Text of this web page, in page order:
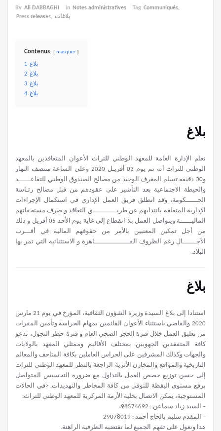
By Ali DABBAGHI in Notes administratives Tag Communiqués,
Press releases, بلاغات
Contenus masquer
1 بلاغ
2 بلاغ
3 بلاغ
4 بلاغ
بلاغ
تعلم الإدارة العامة للمعهد الوطني للتراث الأعوان المتعاقدين بالمعهد
الوطني للتراث أنه تم يوم 03 أفريـل 2020 وعلى الساعة منتصف النهار
و30 دقيقة تسلم المعرف الوحيد من مصالح الصندوق الوطني للتقاعــــــد
والحيطة الاجتماعية بعد التأشير على عقودهم من قبل مصالح رئـاسة
الحــــــكومة، وقد انطلق فريق العمل الإداري في استكمال الإجراءات
الإدارية المتعلقة بانتدابهم عن طريــــــــــــق التعاقد و صرف مستحقاتهم
الماليــــــة ويتواصل العمل بلا انقطاع إلى غاية يوم الأحد 05 أفريل و ذلك
من أجل تمكين المعنيين بالأمر من حقوقهم المالية في أقـــرب
الآجـــــــال رغم الظروف القــــــــــــــــــاهرة و الاستثنائية التي تمر بها
البلاد.
بلاغ
استنادا إلى بلاغ السيدة وزيرة الشؤون الثقافية، المؤرخ في يوم 21 مارس
2020 والقاضي باستثناء الأعوان القائمين بمهام الحراسة وتأمين المقرات
من تعليق العمل خلال فترة الحجر الصحي العام و فترة حظر التجول، ندعو
كافة المتفقدين الجهويين بمختلف الأقاليم وممثلي المعهد بالولايات
والجهات وكذلك المشرفين على الحراس العاملين بكافة المتاحف والمعالم
التاريخية والمواقع والمخازن الأثرية الراجعة بالنظر للمعهد الوطني للتراث
إلى حسن توزيع حصص العمل بالتداول مع ضرورة التحسيس المتواصل
برفع مستوى اليقظة للتوقي من كافة المخاطر والتهديدات. <في الحالات
المستوجبة، يمكن الاتصال بخلية الأزمة المركزية للمعهد الوطني للتراث:
– السيد زياد سماعن : 98574692،
– المقدم سليم بالحاج أحمد : 29078019
هذا ونعول على تفهم الجميع لما تقتضيه الظرفية الراهنة.